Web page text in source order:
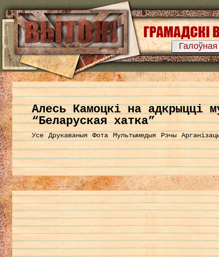
Галоўная
Алесь Камоцкі на адкрыцці
“Беларуская хатка”
Усе Друкаваныя Фота Мультымедыя Рэчы